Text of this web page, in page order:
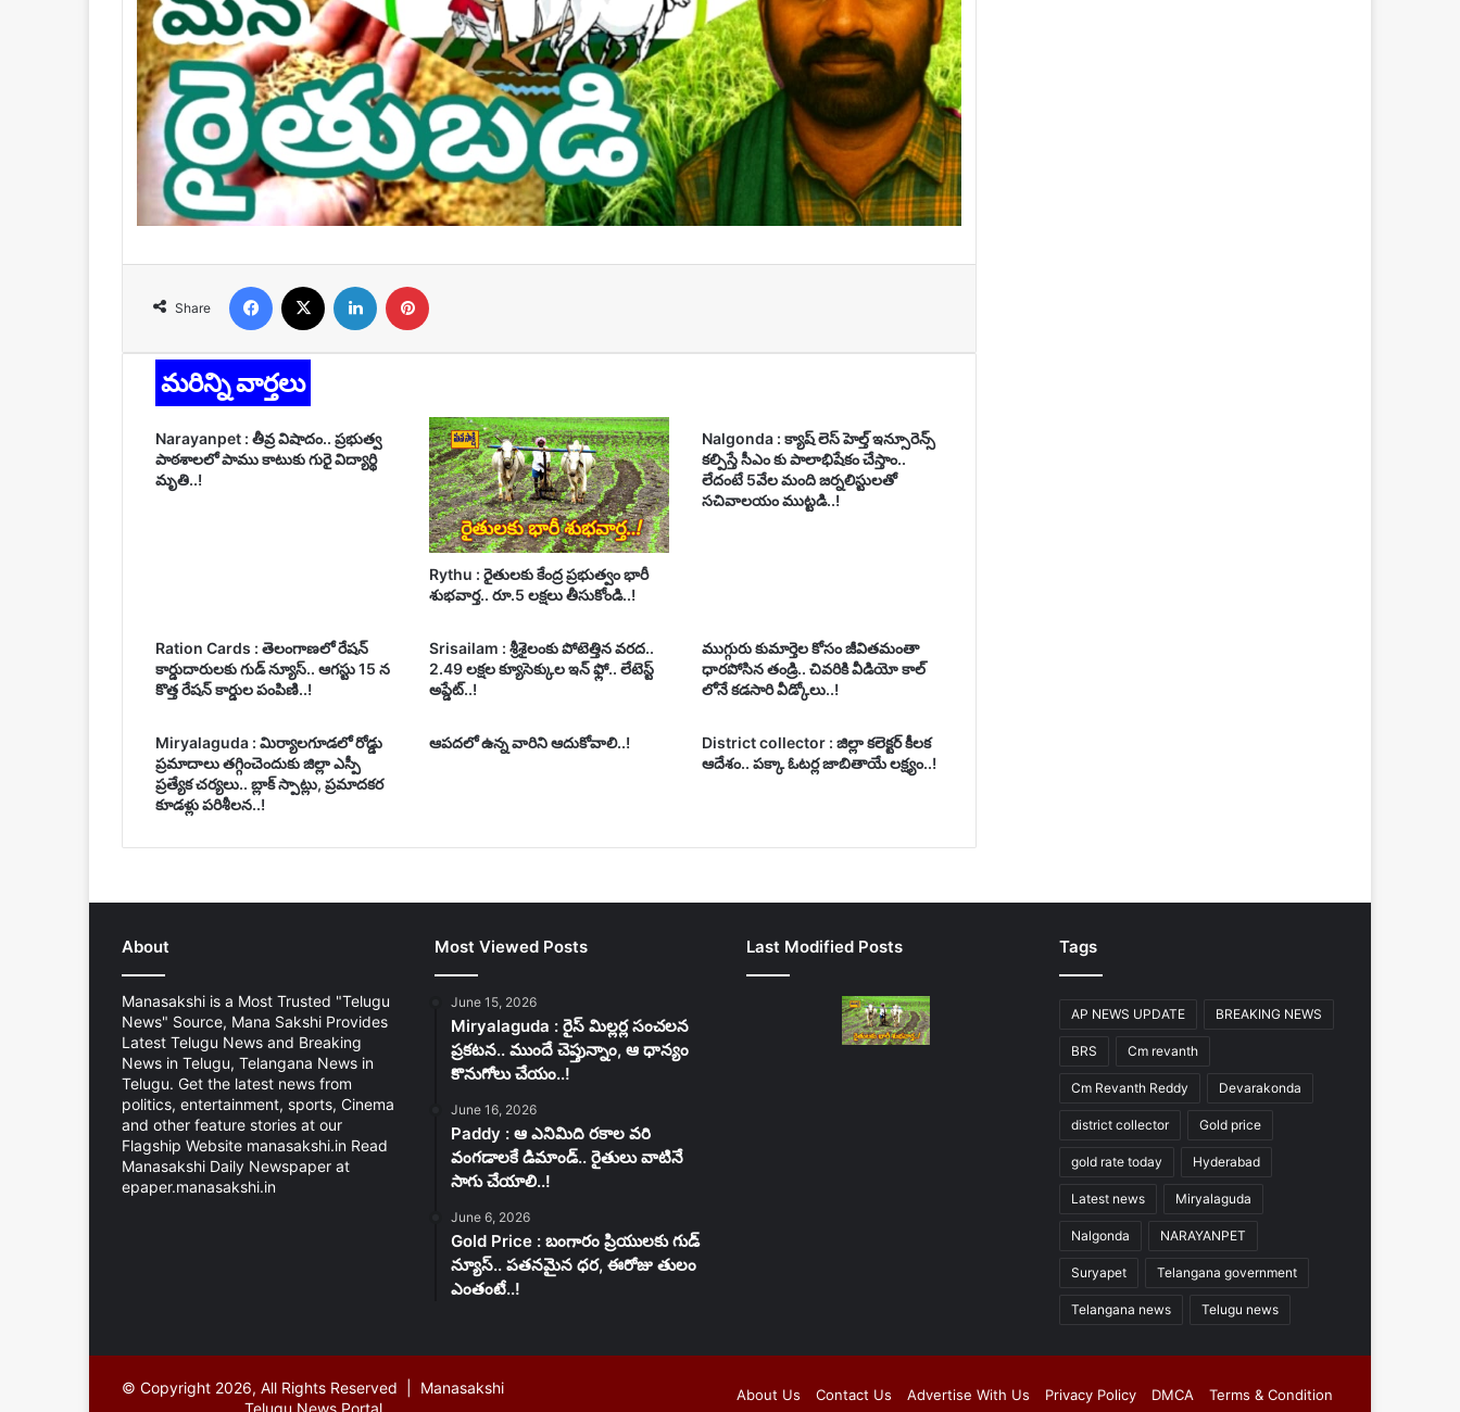
Share
Facebook LinkedIn
మరిన్ని వార్తలు
Narayanpet : తీవ్ర విషాదం.. ప్రభుత్వ
పాఠశాలలో పాము కాటుకు గురై విద్యార్థి
మృతి..!
Rythu : రైతులకు కేంద్ర ప్రభుత్వం భారీ
శుభవార్త.. రూ.5 లక్షలు తీసుకోండి..!
Nalgonda : క్యాష్ లెస్ హెల్త్ ఇన్సూరెన్స్
కల్పిస్తే సీఎం కు పాలాభిషేకం చేస్తాం..
లేదంటే 5వేల మంది జర్నలిస్టులతో
సచివాలయం ముట్టడి..!
Ration Cards : తెలంగాణలో రేషన్
కార్డుదారులకు గుడ్ న్యూస్.. ఆగస్టు 15 న
కొత్త రేషన్ కార్డుల పంపిణి..!
Srisailam : శ్రీశైలంకు పోటెత్తిన వరద..
2.49 లక్షల క్యూసెక్కుల ఇన్ ఫ్లో.. లేటెస్ట్
అప్డేట్..!
ముగ్గురు కుమార్తెల కోసం జీవితమంతా
ధారపోసిన తండ్రి.. చివరికి వీడియో కాల్
లోనే కడసారి వీడ్కోలు..!
Miryalaguda : మిర్యాలగూడలో రోడ్డు
ప్రమాదాలు తగ్గించెందుకు జిల్లా ఎస్పీ
ప్రత్యేక చర్యలు.. బ్లాక్ స్పాట్లు, ప్రమాదకర
కూడళ్లు పరిశీలన..!
ఆపదలో ఉన్న వారిని ఆదుకోవాలి..!
District collector : జిల్లా కలెక్టర్ కీలక
ఆదేశం.. పక్కా ఓటర్ల జాబితాయే లక్ష్యం..!
About
Manasakshi is a Most Trusted "Telugu
News" Source, Mana Sakshi Provides
Latest Telugu News and Breaking
News in Telugu, Telangana News in
Telugu. Get the latest news from
politics, entertainment, sports, Cinema
and other feature stories at our
Flagship Website manasakshi.in Read
Manasakshi Daily Newspaper at
epaper.manasakshi.in
Most Viewed Posts
June 15, 2026
Miryalaguda : రైస్ మిల్లర్ల సంచలన
ప్రకటన.. ముందే చెప్తున్నాం, ఆ ధాన్యం
కొనుగోలు చేయం..!
June 16, 2026
Paddy : ఆ ఎనిమిది రకాల వరి
వంగడాలకే డిమాండ్.. రైతులు వాటినే
సాగు చేయాలి..!
June 6, 2026
Gold Price : బంగారం ప్రియులకు గుడ్
న్యూస్.. పతనమైన ధర, ఈరోజు తులం
ఎంతంటే..!
Last Modified Posts Tags
AP NEWS UPDATE BREAKING NEWS
BRS Cm revanth
Cm Revanth Reddy Devarakonda
district collector Gold price
gold rate today Hyderabad
Latest news Miryalaguda
Nalgonda NARAYANPET
Suryapet Telangana government
Telangana news Telugu news
© Copyright 2026, All Rights Reserved | Manasakshi
Telugu News Portal
About Us Contact Us Advertise With Us Privacy Policy DMCA Terms & Condition